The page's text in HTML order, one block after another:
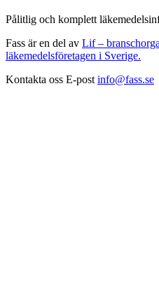
Pålitlig och komplett
Fass är en del av Lif –
läkemedelsföretagen i Sverige.
Kontakta oss E-post info@fass.se